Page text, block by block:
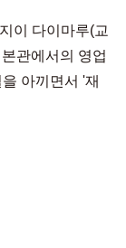
이 다이마루(교
관에서의 영업
아끼면서 '재